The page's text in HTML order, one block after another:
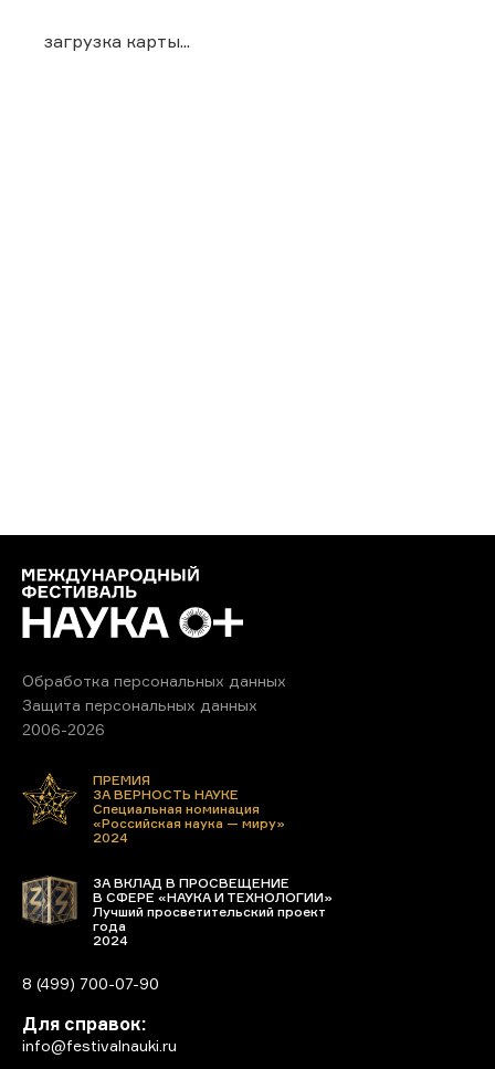
загрузка карты...
Обработка персональных данных
Защита персональных данных
2006-2026
ПРЕМИЯ
ЗА ВЕРНОСТЬ НАУКЕ
Специальная номинация
«Российская наука — миру»
2024
ЗА ВКЛАД В ПРОСВЕЩЕНИЕ
В СФЕРЕ «НАУКА И ТЕХНОЛОГИИ»
Лучший просветительский проект
года
2024
8 (499) 700-07-90
Для справок:
info@festivalnauki.ru